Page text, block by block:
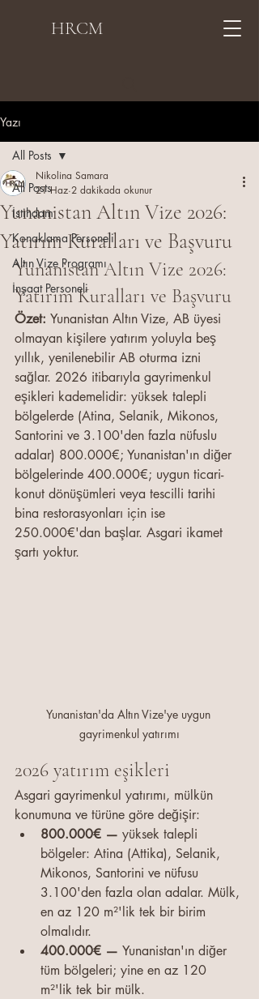
HRCM
Yazı
All Posts
İstihdam
Konaklama Personeli
Altın Vize Programı
İnşaat Personeli
All Posts
Yunanistan Altın Vize 2026:
Yatırım Kuralları ve Başvuru
Nikolina Samara
21 Haz 2 dakikada okunur
Yunanistan Altın Vize 2026:
Yatırım Kuralları ve Başvuru
Özet: Yunanistan Altın Vize, AB üyesi
olmayan kişilere yatırım yoluyla beş
yıllık, yenilenebilir AB oturma izni
sağlar. 2026 itibarıyla gayrimenkul
eşikleri kademelidir: yüksek talepli
bölgelerde (Atina, Selanik, Mikonos,
Santorini ve 3.100'den fazla nüfuslu
adalar) 800.000€; Yunanistan'ın diğer
bölgelerinde 400.000€; uygun ticari-
konut dönüşümleri veya tescilli tarihi
bina restorasyonları için ise
250.000€'dan başlar. Asgari ikamet
şartı yoktur.
Yunanistan'da Altın Vize'ye uygun
gayrimenkul yatırımı
2026 yatırım eşikleri
Asgari gayrimenkul yatırımı, mülkün
konumuna ve türüne göre değişir:
800.000€ — yüksek talepli
bölgeler: Atina (Attika), Selanik,
Mikonos, Santorini ve nüfusu
3.100'den fazla olan adalar. Mülk,
en az 120 m²'lik tek bir birim
olmalıdır.
400.000€ — Yunanistan'ın diğer
tüm bölgeleri; yine en az 120
m²'lik tek bir mülk.